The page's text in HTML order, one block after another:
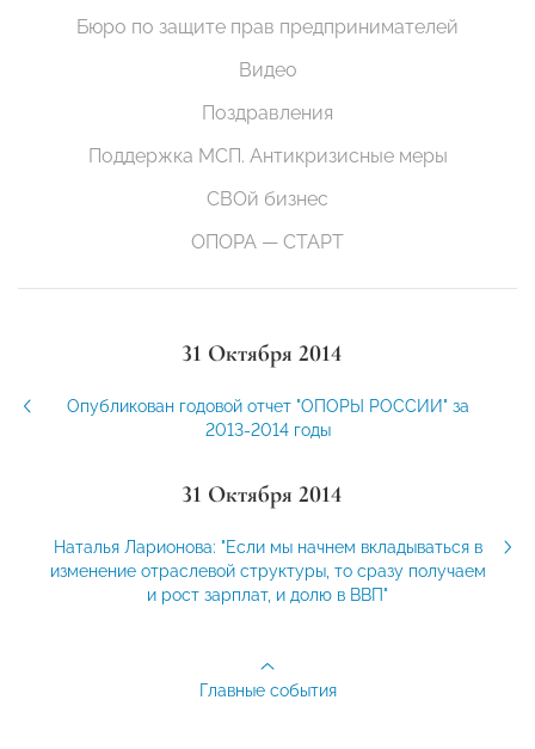
Бюро по защите прав предпринимателей
Видео
Поздравления
Поддержка МСП. Антикризисные меры
СВОй бизнес
ОПОРА — СТАРТ
31 Октября 2014
Опубликован годовой отчет "ОПОРЫ РОССИИ" за
2013-2014 годы
31 Октября 2014
Наталья Ларионова: "Если мы начнем вкладываться в
изменение отраслевой структуры, то сразу получаем
и рост зарплат, и долю в ВВП"
Главные события